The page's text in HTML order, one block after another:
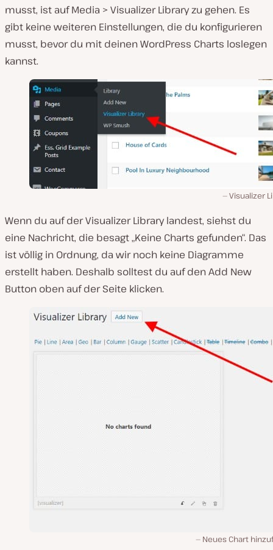
musst, ist auf Media > Visualizer Library zu gehen. Es
gibt keine weiteren Einstellungen, die du konfigurieren
musst, bevor du mit deinen WordPress Charts loslegen
kannst.
Visualizer
Wenn du auf der Visualizer Library landest, siehst du
eine Nachricht, die besagt „Keine Charts gefunden“. Das
ist völlig in Ordnung, da wir noch keine Diagramme
erstellt haben. Deshalb solltest du auf den Add New
Button oben auf der Seite klicken.
Neues Chart